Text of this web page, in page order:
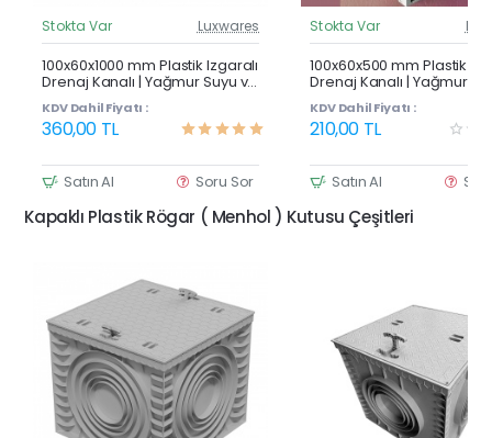
Güncel Fiyat
Çok Satan
Stokta Var Luxwares
100x60x1000 mm Plastik Izgaralı
Drenaj Kanalı | Yağmur Suyu ve
Havuz Kenarı Oluğu
KDV Dahil Fiyatı :
360,00 TL
Satın Al Soru Sor
Stokta Var
100x60x500 mm Plastik
Drenaj Kanalı | Yağmur
Havuz Kenarı Oluğu
KDV Dahil Fiyatı :
210,00 TL
Satın Al
Kapaklı Plastik Rögar ( Menhol ) Kutusu Çeşitleri